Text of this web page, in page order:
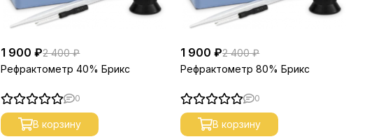
1 900 ₽2 400 ₽
Рефрактометр 40% Брикс
0
В корзину
1 900 ₽2 400 ₽
Рефрактометр 80% Брикс
0
В корзину